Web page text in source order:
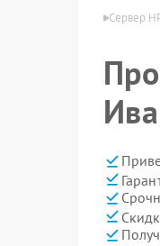
Сервер